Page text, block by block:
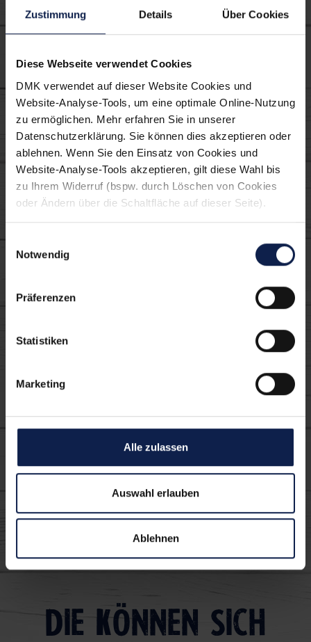
Zustimmung Details Über Cookies
Diese Webseite verwendet Cookies
DMK verwendet auf dieser Website Cookies und
Website-Analyse-Tools, um eine optimale Online-Nutzung
zu ermöglichen. Mehr erfahren Sie in unserer
Datenschutzerklärung. Sie können dies akzeptieren oder
ablehnen. Wenn Sie den Einsatz von Cookies und
Website-Analyse-Tools akzeptieren, gilt diese Wahl bis
zu Ihrem Widerruf (bspw. durch Löschen von Cookies
oder Ändern über die Schaltfläche auf dieser Seite).
Notwendig
Präferenzen
Statistiken
Marketing
Alle zulassen
Auswahl erlauben
Ablehnen
Hauptspeise Mittagessen
Herzhaft Saison Herbst
Verwendete MILRAM
Produkte:
Auflauf-Liebe
Die können sich